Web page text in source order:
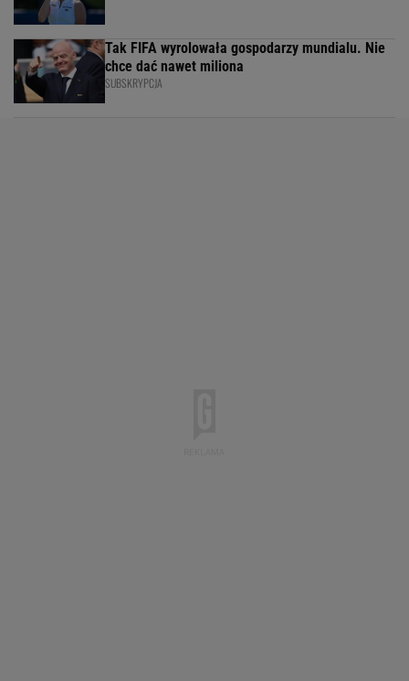
Tak FIFA wyrolowała gospodarzy mundialu. Nie
chce dać nawet miliona
SUBSKRYPCJA